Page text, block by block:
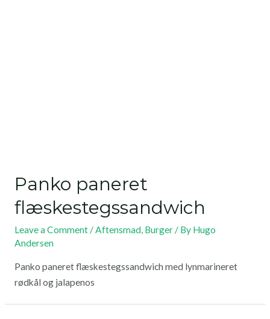
Panko paneret
flæskestegssandwich
Leave a Comment / Aftensmad, Burger/ By Hugo
Andersen
Panko paneret flæskestegssandwich med lynmarineret
rødkål og jalapenos